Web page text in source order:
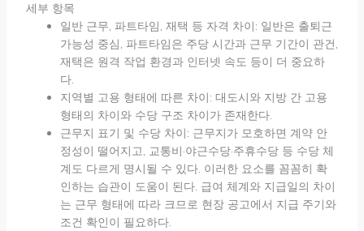
세부 항목
일반 근무, 파트타임, 재택 등 자격 차이: 일반은 출퇴근
가능성 중심, 파트타임은 주당 시간과 근무 기간이 관건,
재택은 원격 작업 환경과 인터넷 속도 등이 더 중요하
다.
지역별 고용 형태에 따른 차이: 대도시와 지방 간 고용
형태의 차이와 수당 구조 차이가 존재한다.
근무지 표기 및 수당 차이: 근무지가 모호하면 계약 안
정성이 떨어지고, 교통비·야근수당·주휴수당 등 수당 체
계도 다르게 명시될 수 있다. 이러한 요소를 꼼꼼히 확
인하는 습관이 도움이 된다. 급여 체계와 지급일의 차이
는 근무 형태에 따라 크므로 현장 공고에서 지급 주기와
조건 확인이 필요하다.